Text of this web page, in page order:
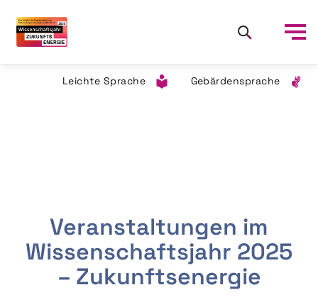
Leichte Sprache Gebärdensprache
Veranstaltungen im
Wissenschaftsjahr 2025
– Zukunftsenergie